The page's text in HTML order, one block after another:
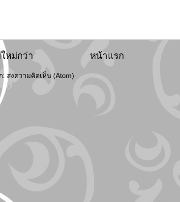
หม่กว่า หน้าแรก
: ส่งความคิดเห็น (Atom)